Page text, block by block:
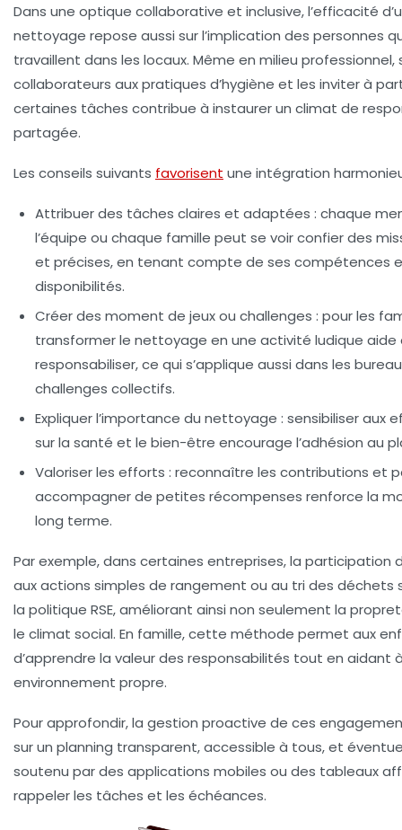
Dans une optique collaborative et inclusive, l’efficacité
nettoyage repose aussi sur l’implication des personnes
travaillent dans les locaux. Même en milieu professionnel,
collaborateurs aux pratiques d’hygiène et les inviter à
certaines tâches contribue à instaurer un climat de
partagée.
Les conseils suivants favorisent une intégration
Attribuer des tâches claires et adaptées : chaque
l’équipe ou chaque famille peut se voir confier des
et précises, en tenant compte de ses compétences
disponibilités.
Créer des moment de jeux ou challenges : pour les
transformer le nettoyage en une activité ludique
responsabiliser, ce qui s’applique aussi dans les
challenges collectifs.
Expliquer l’importance du nettoyage : sensibiliser aux
sur la santé et le bien-être encourage l’adhésion au
Valoriser les efforts : reconnaître les contributions et
accompagner de petites récompenses renforce la
long terme.
Par exemple, dans certaines entreprises, la participation
aux actions simples de rangement ou au tri des déchets
la politique RSE, améliorant ainsi non seulement la
le climat social. En famille, cette méthode permet aux
d’apprendre la valeur des responsabilités tout en aidant
environnement propre.
Pour approfondir, la gestion proactive de ces
sur un planning transparent, accessible à tous, et
soutenu par des applications mobiles ou des tableaux
rappeler les tâches et les échéances.